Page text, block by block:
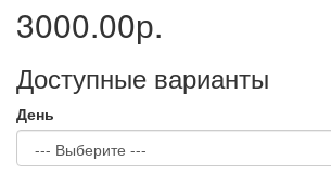
3000.00р.
Доступные варианты
День